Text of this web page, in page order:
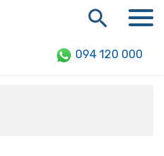
094 120 000